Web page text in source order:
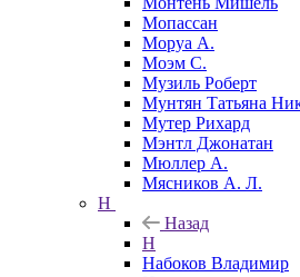
Мопассан
Моруа А.
Моэм С.
Музиль Роберт
Мунтян Татьяна
Мутер Рихард
Мэнтл Джонатан
Мюллер А.
Мясников А. Л.
Н
Назад
Н
Набоков Владимир